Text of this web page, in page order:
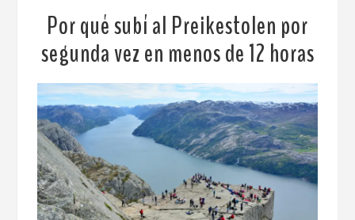
Por qué subí al Preikestolen por
segunda vez en menos de 12 horas